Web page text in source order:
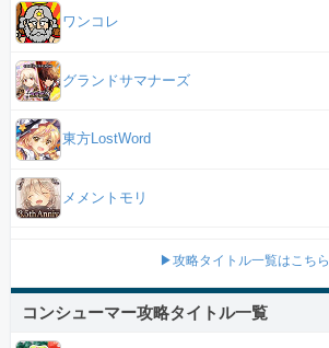
ワンコレ
グランドサマナーズ
東方LostWord
メメントモリ
▶攻略タイトル一覧はこちら
コンシューマー攻略タイトル一覧